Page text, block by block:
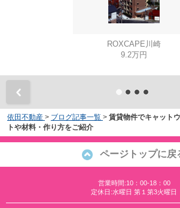
ROXCAPE川崎
9.2万円
依田不動産 > ブログ記事一覧 > 賃貸物件でキャット
トや材料・作り方をご紹介
ページトップに戻
営業時間:10：00-18：00
定休日:水曜日 第１第3火曜日